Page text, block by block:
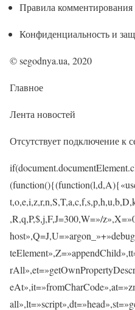
Правила комментирования
Конфиденциальность и
© segodnya.ua, 2020
Главное
Лента новостей
Отсутствует подключение к
,R,q,P,$,j,F,J=300,W=»/